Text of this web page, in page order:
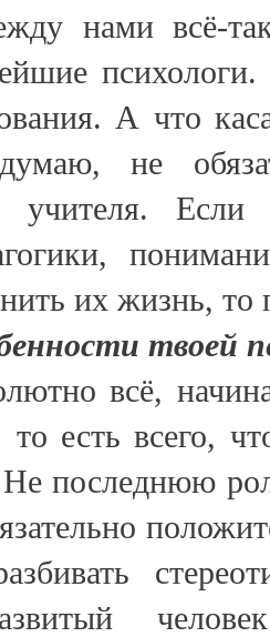
нами всё-
А что
не
учителя.
их жизнь, то
твоей
всё,
то есть всего,
последнюю